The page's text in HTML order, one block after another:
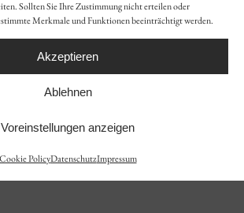
Sollten Sie Ihre Zustimmung nicht erteilen oder
Merkmale und Funktionen beeinträchtigt werden.
Akzeptieren
Ablehnen
Voreinstellungen anzeigen
Cookie PolicyDatenschutzImpressum
1.4 g/L